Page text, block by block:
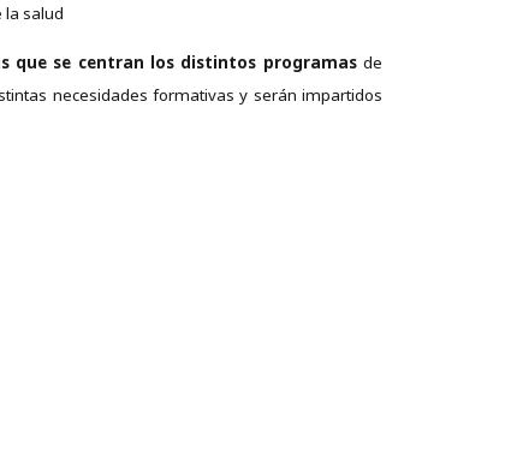
salud
que se centran los distintos programasde
necesidades formativas y serán impartidos